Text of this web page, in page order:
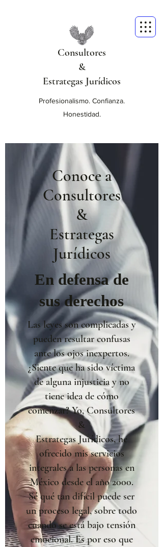
Consultores
&
Estrategas Jurídicos
Profesionalismo. Confianza.
Honestidad.
Conoce a
Consultores
&
Estrategas
Jurídicos
En defensa de
sus derechos
Las leyes son complicadas y
pueden resultar confusas
ante los ojos inexpertos.
¿Siente que ha sido víctima
de alguna injusticia y no
tiene idea de cómo
comenzar? Yo, Consultores
&
Estrategas Jurídicos, he
ofrecido mis servicios
integrales a las personas en
México desde el año 2000.
Sé qué tan difícil puede ser
un proceso legal, sobre todo
cuando se está bajo tensión
emocional. Es por eso que